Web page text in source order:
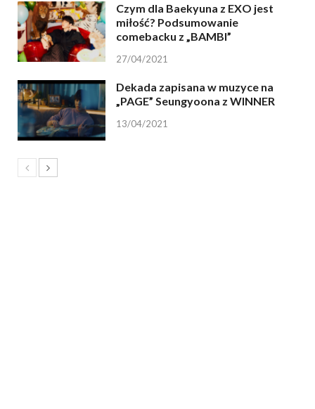
Czym dla Baekyuna z EXO jest
miłość? Podsumowanie
comebacku z „BAMBI”
27/04/2021
Dekada zapisana w muzyce na
„PAGE” Seungyoona z WINNER
13/04/2021